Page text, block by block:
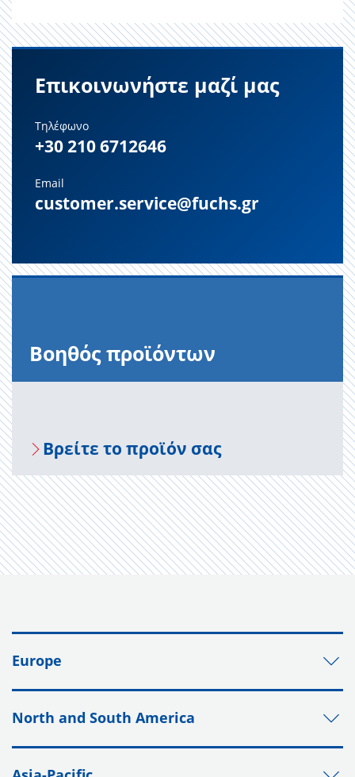
Επικοινωνήστε μαζί μας
Τηλέφωνο
+30 210 6712646
Email
customer.service@fuchs.gr
Βοηθός προϊόντων
Βρείτε το προϊόν σας
Europe
North and South America